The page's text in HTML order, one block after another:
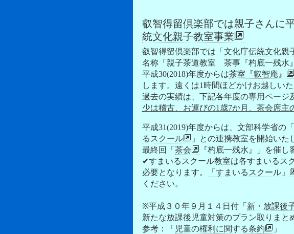
叡智得留倶楽部では親子さんに
統文化親子教室事業
叡智得留倶楽部では「 文化庁伝統文化親
名称「親子茶道教室 茶事『杓底一残水
平成30(2018)年度からは茶室『叡智庵』
します。遠くは1時間ほどかけお越しい
過去の実績は、下記各年度の専用ページ
少は稽古、お運びの1歳7か月、茶会席主
平成31(2019)年度からは、文部科学省の「
るスクール
」との連携教室を開始い
最終回「 茶会
『杓底一残水』」を催し
✔すまいるスクール教室は各すまいるス
必要となります。
「すまいるスクール」
ください。
※平成３０年９月１４日付「 新・放課後
新たな放課後児童対策のプラン取りまと
参考：「 児童の権利に関する条約 」